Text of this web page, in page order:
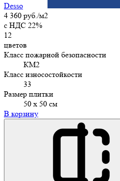
Desso
4 360 руб./м2
c НДС 22%
12
цветов
Класс пожарной безопасности
КМ2
Класс износостойкости
33
Размер плитки
50 х 50 см
В корзину